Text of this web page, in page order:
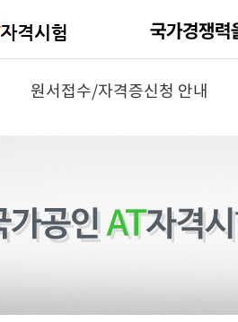
원서접수/자격증신청 안내